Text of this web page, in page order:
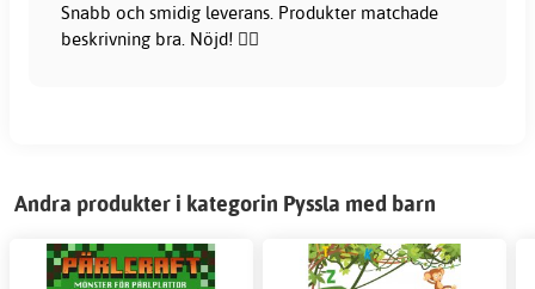
Snabb och smidig leverans. Produkter matchade
beskrivning bra. Nöjd! 👍🏻
Andra produkter i kategorin Pyssla med barn